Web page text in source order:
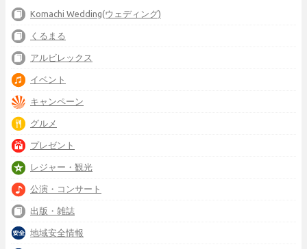
Komachi Wedding(ウェディング)
くるまる
アルビレックス
イベント
キャンペーン
グルメ
プレゼント
レジャー・観光
公演・コンサート
出版・雑誌
地域安全情報